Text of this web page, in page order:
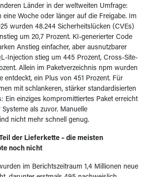
Länder in der weltweiten Umfrage:
eine Woche oder länger auf die Freigabe. Im
wurden 48.244 Sicherheitslücken (CVEs)
um 20,7 Prozent. KI-generierter Code
Anstieg einfacher, aber ausnutzbarer
Injection stieg um 445 Prozent, Cross-Site-
Allein im Paketverzeichnis npm wurden
entdeckt, ein Plus von 451 Prozent. Für
mit schlankeren, stärker standardisierten
Ein einziges kompromittiertes Paket erreicht
als zuvor. Manuelle
nicht mehr schnell genug.
der Lieferkette – die meisten
noch nicht
im Berichtszeitraum 1,4 Millionen neue